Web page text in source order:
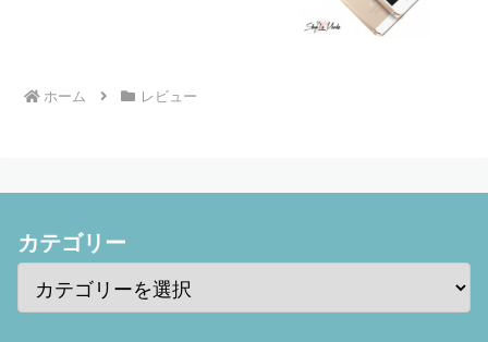
ホーム レビュー
カテゴリー